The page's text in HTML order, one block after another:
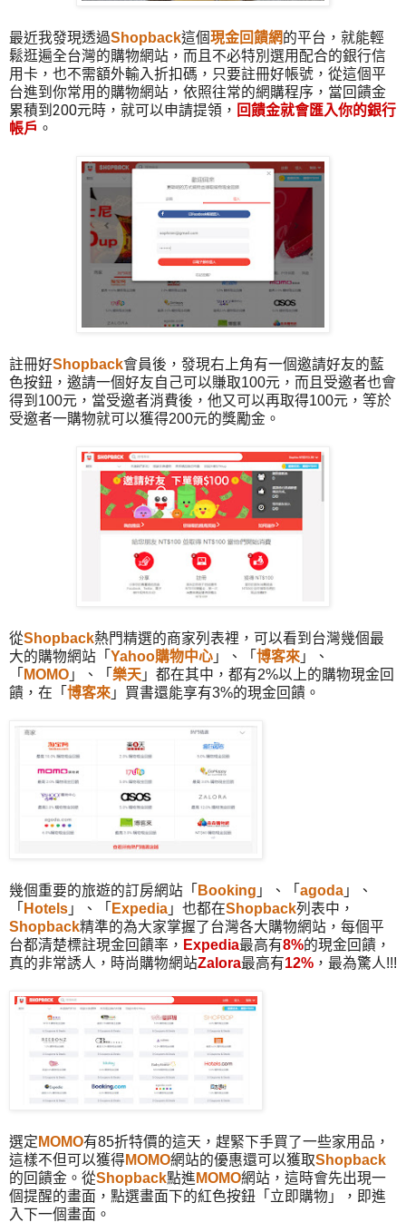
最近我發現透過Shopback這個現金回饋網的平台， 就能輕
鬆逛遍全台灣的購物網站，而且不必特別選用配合的銀行信
用卡，也不需額外輸入折扣碼 ，只要註冊好帳號，從這個平
台進到你常用的購物網站，依照往常的網購程序，當回饋金
累積到200元時，就可以申請提領， 回饋金就會匯入你的銀行
帳戶 。
註冊好Shopback會員後，發現右上角有一個邀請好友的藍
色按鈕，邀請一個好友自己可以賺取100元，而且受邀者也會
得到100元，當受邀者消費後，他又可以再取得100元，等於
受邀者一購物就可以獲得200元的獎勵金。
從Shopback熱門精選的商家列表裡，可以看到台灣幾個最
大的購物網站 「 Yahoo購物中心 」 、 「 博客來 」、
「 MOMO 」、 「 樂天 」 都在其中，都有2%以上的購物現金回
饋，在「 博客來 」買書還能享有3%的現金回饋。
幾個重要的旅遊的訂房網站 「 Booking 」、 「 agoda 」、
「 Hotels 」、 「 Expedia 」 也都在Shopback列表中，
Shopback精準的為大家掌握了台灣各大購物網站，每個平
台都清楚標註現金回饋率， Expedia最高有8%的現金回饋，
真的非常誘人，時尚購物網站Zalora最高有12% ，最為驚人!!!
選定 MOMO有85折特價的這天，趕緊下手買了一些家用品，
這樣不但可以獲得 MOMO網站的優惠還可以獲取Shopback
的回饋金。從Shopback點進 MOMO網站，這時會先出現一
個提醒的畫面，點選畫面下的紅色按鈕 「立即購物」，即進
入下一個畫面。